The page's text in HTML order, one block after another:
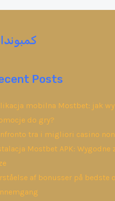
Posts
mobilna Mostbet: jak
do gry?
tra i migliori casino non
Mostbet APK: Wygodne
af bonusser på bedste